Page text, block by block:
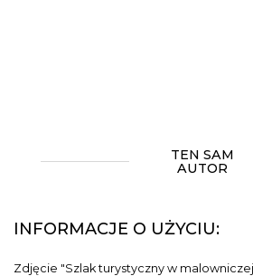
TEN SAM
AUTOR
INFORMACJE O UŻYCIU:
Zdjęcie "Szlak turystyczny w